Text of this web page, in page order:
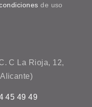
de uso
C La Rioja, 12,
45 49 49